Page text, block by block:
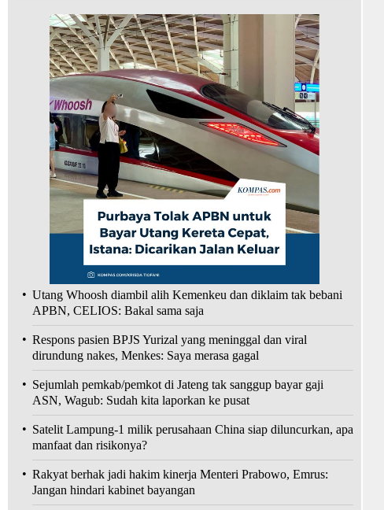
• Utang Whoosh diambil alih Kemenkeu dan diklaim tak bebani
APBN, CELIOS: Bakal sama saja
• Respons pasien BPJS Yurizal yang meninggal dan viral
dirundung nakes, Menkes: Saya merasa gagal
• Sejumlah pemkab/pemkot di Jateng tak sanggup bayar gaji
ASN, Wagub: Sudah kita laporkan ke pusat
• Satelit Lampung-1 milik perusahaan China siap diluncurkan, apa
manfaat dan risikonya?
• Rakyat berhak jadi hakim kinerja Menteri Prabowo, Emrus:
Jangan hindari kabinet bayangan